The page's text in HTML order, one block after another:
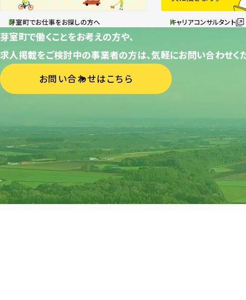
芽室町でお仕事をお探しの方へ キャリアコンサルタント
芽室町で働くことをお考えの方や、
求人掲載をご検討中の事業者の方は、気軽にお問い合わせく
お問い合わせはこちら